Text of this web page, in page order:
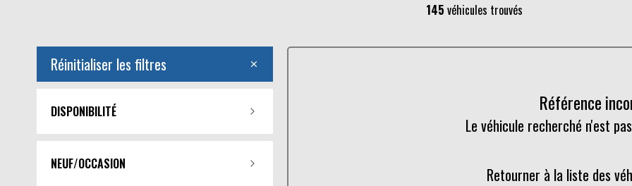
145 véhicules trouvés
Réinitialiser les filtres
DISPONIBILITÉ
NEUF/OCCASION
Référence
Le véhicule recherché n'est
Retourner à la liste des